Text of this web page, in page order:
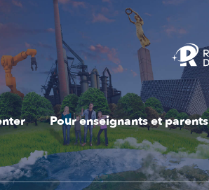
Pour enseignants et parents